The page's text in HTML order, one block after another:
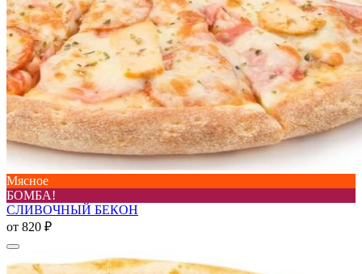
Мясное
БОМБА!
СЛИВОЧНЫЙ БЕКОН
от 820 ₽